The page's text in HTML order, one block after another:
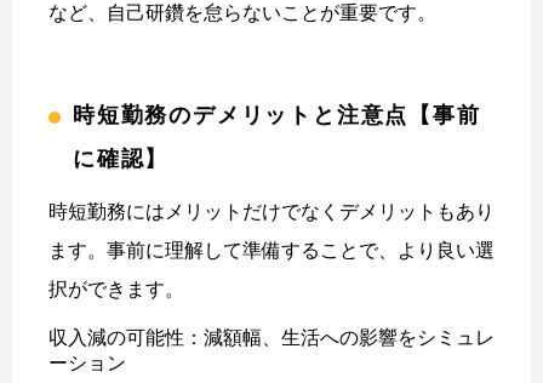
など、自己研鑽を怠らないことが重要です。
時短勤務のデメリットと注意点【事前
に確認】
時短勤務にはメリットだけでなくデメリットもあり
ます。事前に理解して準備することで、より良い選
択ができます。
収入減の可能性：減額幅、生活への影響をシミュレ
ーション